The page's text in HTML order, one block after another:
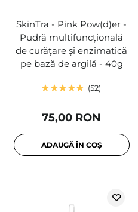
SkinTra - Pink Pow(d)er -
Pudră multifuncțională
de curățare și enzimatică
pe bază de argilă - 40g
52
75,00 RON
ADAUGĂ ÎN COȘ